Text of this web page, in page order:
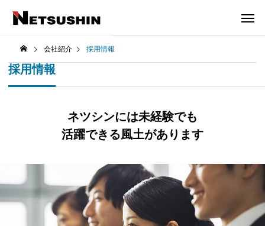
会社紹介 採用情報
採用情報
ネツシンには未経験でも
活躍できる風土があります